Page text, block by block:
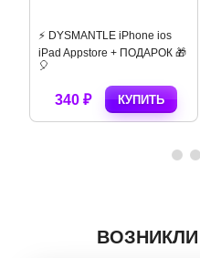
⚡️ DYSMANTLE iPhone ios
iPad Appstore + ПОДАРОК 🎁
🎈
340 ₽ КУПИТЬ